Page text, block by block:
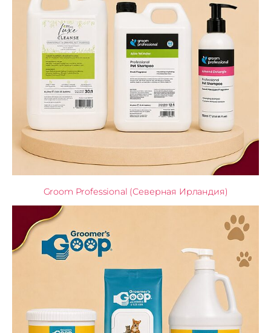
Groom Professional (Северная Ирландия)